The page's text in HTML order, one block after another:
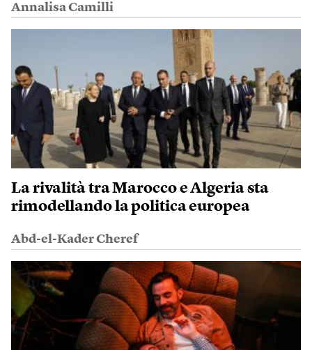
Annalisa Camilli
La rivalità tra Marocco e Algeria sta
rimodellando la politica europea
Abd-el-Kader Cheref